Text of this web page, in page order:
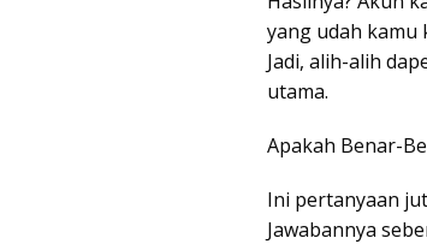
yang udah kamu
Jadi, alih-alih
utama.
Apakah Benar-
Ini pertanyaan
Jawabannya